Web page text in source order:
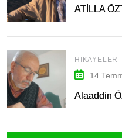
ATİLLA
HIKAYELER
14
Alaaddin